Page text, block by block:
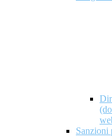
Sanzioni